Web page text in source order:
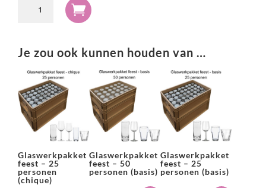
Glaswerkpakket
75
personen
(basis)
aantal

Je zou ook kunnen houden van …
Glaswerkpakket
feest – 25
personen
(chique)
Glaswerkpakket
feest – 50
personen (basis)
Glaswerkpakket
feest – 25
personen (basis)